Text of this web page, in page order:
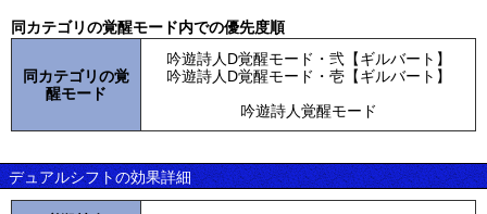
同カテゴリの覚醒モード内での優先度順
同カテゴリの覚
醒モード
吟遊詩人D覚醒モード・弐【ギルバート】
吟遊詩人D覚醒モード・壱【ギルバート】
吟遊詩人覚醒モード
デュアルシフトの効果詳細